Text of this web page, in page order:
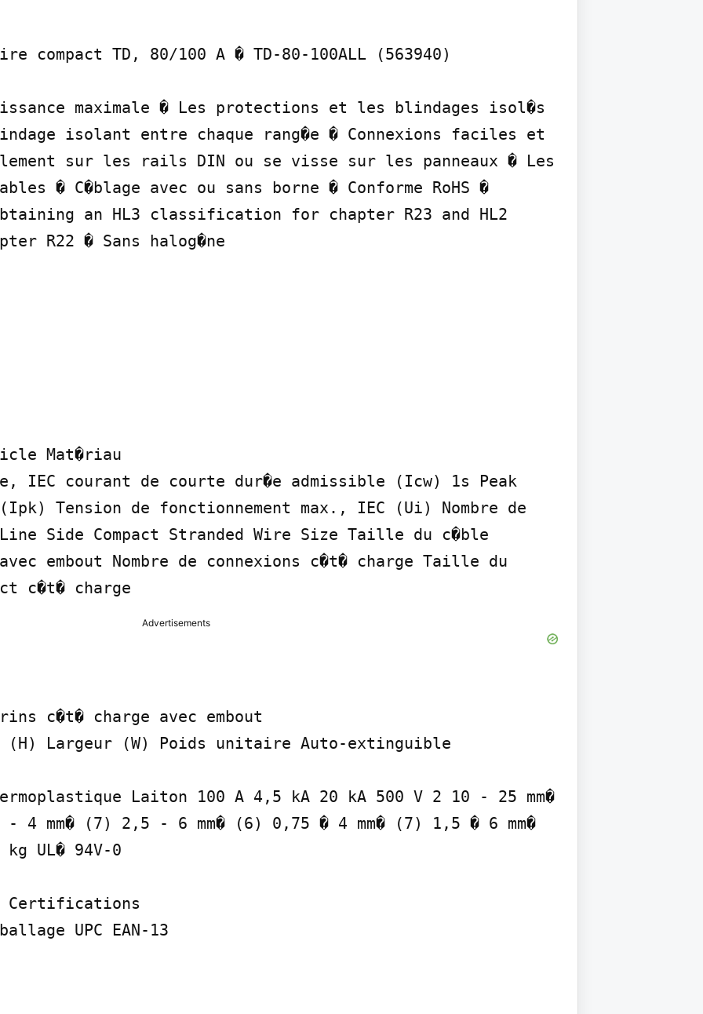
compact TD, 80/100 A � TD-80-100ALL (563940)
maximale � Les protections et les blindages isol�s
isolant entre chaque rang�e � Connexions faciles et
sur les rails DIN ou se visse sur les panneaux � Les
� C�blage avec ou sans borne � Conforme RoHS �
an HL3 classification for chapter R23 and HL2
R22 � Sans halog�ne
Mat�riau
IEC courant de courte dur�e admissible (Icw) 1s Peak
Tension de fonctionnement max., IEC (Ui) Nombre de
Side Compact Stranded Wire Size Taille du c�ble
embout Nombre de connexions c�t� charge Taille du
c�t� charge
Advertisements
c�t� charge avec embout
(H) Largeur (W) Poids unitaire Auto-extinguible
Laiton 100 A 4,5 kA 20 kA 500 V 2 10 - 25 mm�
- 4 mm� (7) 2,5 - 6 mm� (6) 0,75 � 4 mm� (7) 1,5 � 6 mm�
kg UL� 94V-0
Certifications
UPC EAN-13